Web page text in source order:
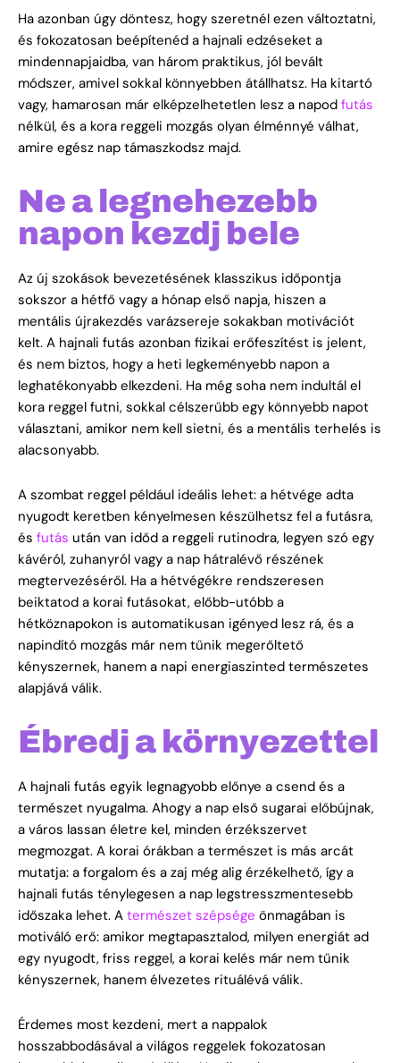
Ha azonban úgy döntesz, hogy szeretnél ezen változtatni,
és fokozatosan beépítenéd a hajnali edzéseket a
mindennapjaidba, van három praktikus, jól bevált
módszer, amivel sokkal könnyebben átállhatsz. Ha kitartó
vagy, hamarosan már elképzelhetetlen lesz a napod futás
nélkül, és a kora reggeli mozgás olyan élménnyé válhat,
amire egész nap támaszkodsz majd.
Ne a legnehezebb
napon kezdj bele
Az új szokások bevezetésének klasszikus időpontja
sokszor a hétfő vagy a hónap első napja, hiszen a
mentális újrakezdés varázsereje sokakban motivációt
kelt. A hajnali futás azonban fizikai erőfeszítést is jelent,
és nem biztos, hogy a heti legkeményebb napon a
leghatékonyabb elkezdeni. Ha még soha nem indultál el
kora reggel futni, sokkal célszerűbb egy könnyebb napot
választani, amikor nem kell sietni, és a mentális terhelés is
alacsonyabb.
A szombat reggel például ideális lehet: a hétvége adta
nyugodt keretben kényelmesen készülhetsz fel a futásra,
és futás után van időd a reggeli rutinodra, legyen szó egy
kávéról, zuhanyról vagy a nap hátralévő részének
megtervezéséről. Ha a hétvégékre rendszeresen
beiktatod a korai futásokat, előbb-utóbb a
hétköznapokon is automatikusan igényed lesz rá, és a
napindító mozgás már nem tűnik megerőltető
kényszernek, hanem a napi energiaszinted természetes
alapjává válik.
Ébredj a környezettel
A hajnali futás egyik legnagyobb előnye a csend és a
természet nyugalma. Ahogy a nap első sugarai előbújnak,
a város lassan életre kel, minden érzékszervet
megmozgat. A korai órákban a természet is más arcát
mutatja: a forgalom és a zaj még alig érzékelhető, így a
hajnali futás ténylegesen a nap legstresszmentesebb
időszaka lehet. A természet szépsége önmagában is
motiváló erő: amikor megtapasztalod, milyen energiát ad
egy nyugodt, friss reggel, a korai kelés már nem tűnik
kényszernek, hanem élvezetes rituálévá válik.
Érdemes most kezdeni, mert a nappalok
hosszabbodásával a világos reggelek fokozatosan